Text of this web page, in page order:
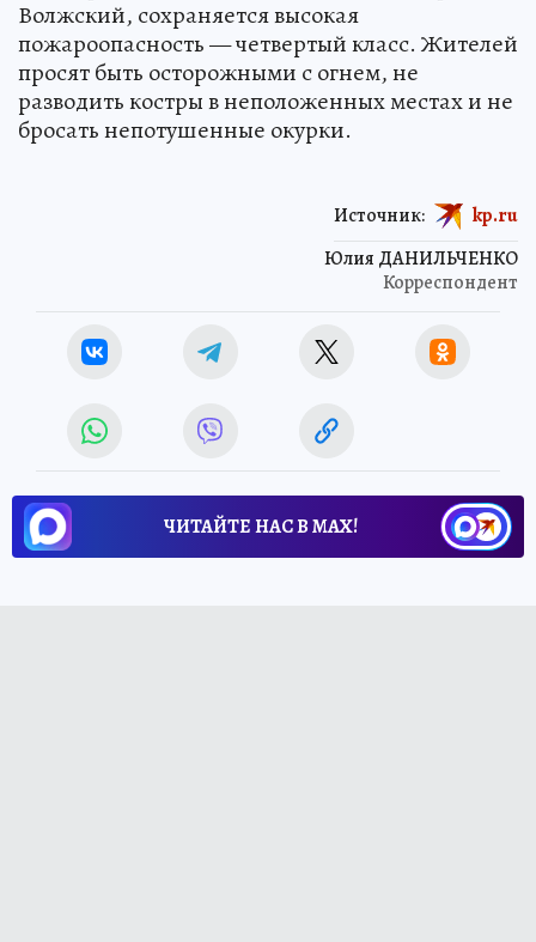
Волжский, сохраняется высокая
пожароопасность — четвертый класс. Жителей
просят быть осторожными с огнем, не
разводить костры в неположенных местах и не
бросать непотушенные окурки.
Юлия ДАНИЛЬЧЕНКО
Корреспондент
Источник: kp.ru
ЧИТАЙТЕ НАС В МАХ!